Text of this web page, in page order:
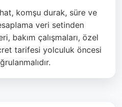
komşu durak, süre ve
veri setinden
bakım çalışmaları, özel
tarifesi yolculuk öncesi